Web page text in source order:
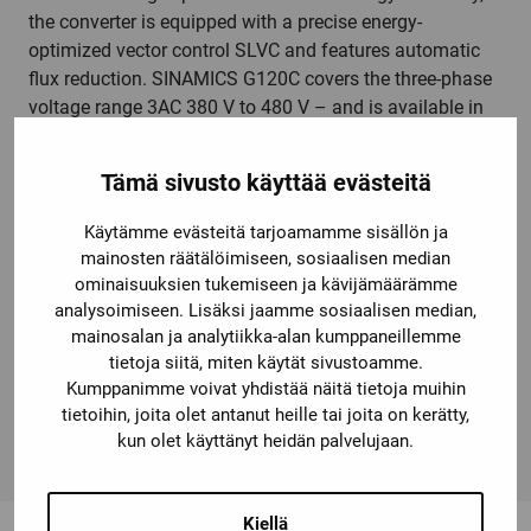
Tämä sivusto käyttää evästeitä
Käytämme evästeitä tarjoamamme sisällön ja
mainosten räätälöimiseen, sosiaalisen median
ominaisuuksien tukemiseen ja kävijämäärämme
analysoimiseen. Lisäksi jaamme sosiaalisen median,
mainosalan ja analytiikka-alan kumppaneillemme
tietoja siitä, miten käytät sivustoamme.
Kumppanimme voivat yhdistää näitä tietoja muihin
tietoihin, joita olet antanut heille tai joita on kerätty,
kun olet käyttänyt heidän palvelujaan.
Kiellä
the converter is equipped with a precise energy-
optimized vector control SLVC and features automatic
flux reduction. SINAMICS G120C covers the three-phase
voltage range 3AC 380 V to 480 V – and is available in
converter can be individually adapted to the user's
requirements with various options, such as local or
mobile operator panels, connecting cables, line filters,
braking resistors, line reactors, and further accessories.
The variable-speed devices are an integral part of Totally
Integrated Automation (TIA) and work optimally together
with SIMATIC controllers, for example. The SINAMICS
G120C all-rounder replaces the MICROMASTER 420
converter. SINAMICS – simply my drive.